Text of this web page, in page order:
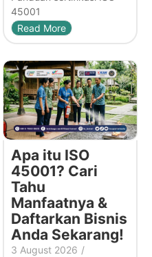
45001
Read More
Apa itu ISO
45001? Cari
Tahu
Manfaatnya &
Daftarkan Bisnis
Anda Sekarang!
3 August 2026 /